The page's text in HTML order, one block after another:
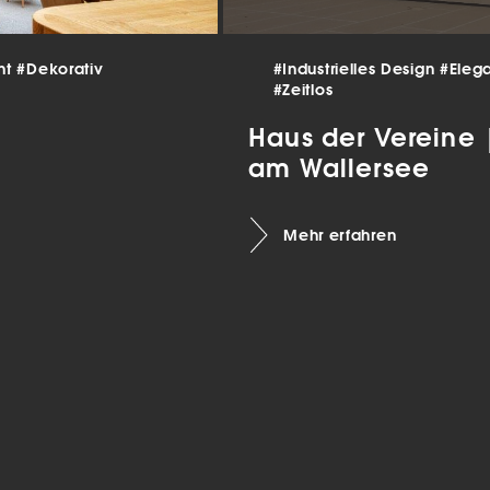
#Dekorativ
#Industrielles Design
#Zeitlos
Haus der
am Wallersee
Mehr erfahren